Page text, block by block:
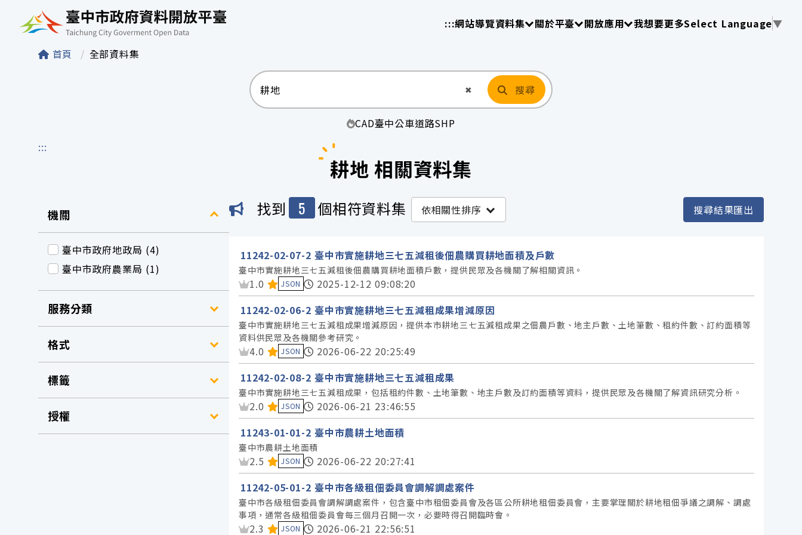
臺中市政府資料開放平臺 :::網站導覽資料集請使用 TAB 操作選單
關於平臺請使用 TAB 操作選單
開放應用請使用 TAB 操作選單
我想要更多Select Language▼
首頁 全部資料集
✖ 清空輸入 搜尋
CAD臺中公車道路SHP
:::
耕地 相關資料集
機關
臺中市政府地政局 (4)
臺中市政府農業局 (1)
服務分類
格式
標籤
授權
找到 5 個相符資料集 依相關性排序 搜尋結果匯出
11242-02-07-2 臺中市實施耕地三七五減租後佃農購買耕地面積及戶數
臺中市實施耕地三七五減租後佃農購買耕地面積戶數，提供民眾及各機關了解相關資訊。
資料集評分：
1.0 JSON
2025-12-12 09:08:20
11242-02-06-2 臺中市實施耕地三七五減租成果增減原因
臺中市實施耕地三七五減租成果增減原因，提供本市耕地三七五減租成果之佃農戶數、地主戶數、土地筆數、租約件數、訂約面積等
資料供民眾及各機關參考研究。
資料集評分：
4.0 JSON
2026-06-22 20:25:49
11242-02-08-2 臺中市實施耕地三七五減租成果
臺中市實施耕地三七五減租成果，包括租約件數、土地筆數、地主戶數及訂約面積等資料，提供民眾及各機關了解資訊研究分析。
資料集評分：
2.0 JSON
2026-06-21 23:46:55
11243-01-01-2 臺中市農耕土地面積
臺中市農耕土地面積
資料集評分：
2.5 JSON
2026-06-22 20:27:41
11242-05-01-2 臺中市各級租佃委員會調解調處案件
臺中市各級租佃委員會調解調處案件，包含臺中市租佃委員會及各區公所耕地租佃委員會，主要掌理關於耕地租佃爭議之調解、調處
事項，通常各級租佃委員會每三個月召開一次，必要時得召開臨時會。
資料集評分：
2.3 JSON 2026-06-21 22:56:51